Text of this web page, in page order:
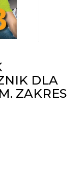
DLA
ZAKRES